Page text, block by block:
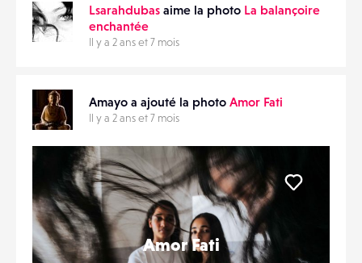
Lsarahdubas aime la photo La balançoire
enchantée
Il y a 2 ans et 7 mois
Amayo a ajouté la photo Amor Fati
Il y a 2 ans et 7 mois
Amor Fati